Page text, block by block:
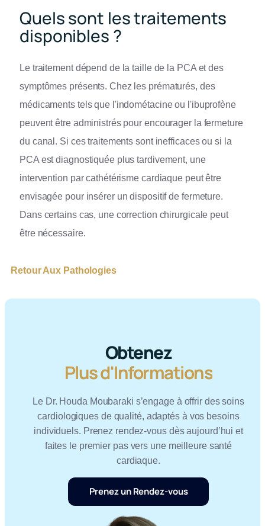
Quels sont les traitements
disponibles ?
Le traitement dépend de la taille de la PCA et des
symptômes présents. Chez les prématurés, des
médicaments tels que l'indométacine ou l'ibuprofène
peuvent être administrés pour encourager la fermeture
du canal. Si ces traitements sont inefficaces ou si la
PCA est diagnostiquée plus tardivement, une
intervention par cathétérisme cardiaque peut être
envisagée pour insérer un dispositif de fermeture.
Dans certains cas, une correction chirurgicale peut
être nécessaire.
Retour Aux Pathologies
Obtenez
Plus d'Informations
Le Dr. Houda Moubaraki s’engage à offrir des soins
cardiologiques de qualité, adaptés à vos besoins
individuels. Prenez rendez-vous dès aujourd’hui et
faites le premier pas vers une meilleure santé
cardiaque.
Prenez un Rendez-vous